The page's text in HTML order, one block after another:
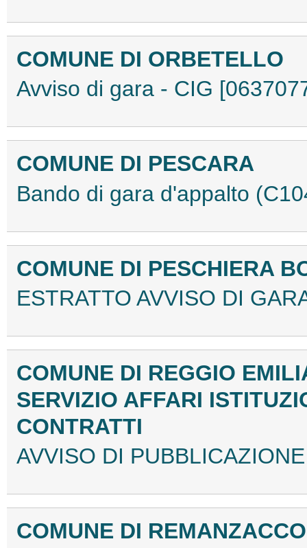
COMUNE DI ORBETELLO
Avviso di gara - CIG
COMUNE DI PESCARA
Bando di gara d'appalto
COMUNE DI PESCHIERA
ESTRATTO AVVISO DI
COMUNE DI REGGIO
SERVIZIO AFFARI
CONTRATTI
AVVISO DI
COMUNE DI REMANZACCO